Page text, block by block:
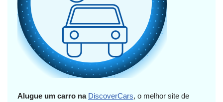
Alugue um carro na DiscoverCars, o melhor site de